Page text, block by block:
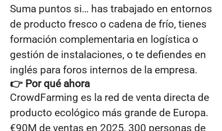
Suma puntos si… has trabajado en entornos
de producto fresco o cadena de frío, tienes
formación complementaria en logística o
gestión de instalaciones, o te defiendes en
inglés para foros internos de la empresa.
👉 Por qué ahora
CrowdFarming es la red de venta directa de
producto ecológico más grande de Europa.
€90M de ventas en 2025, 300 personas de